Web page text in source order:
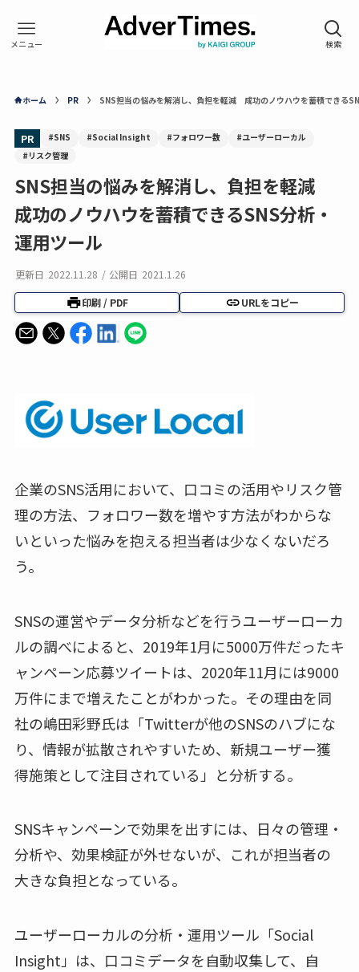
ホーム PR SNS担当の悩みを解消し、負担を軽減 成功のノウハウを蓄積できる
PR #SNS #Social Insight #フォロワー数
#ユーザーローカル
#リスク管理
SNS担当の悩みを解消し、負担を軽減
成功のノウハウを蓄積できるSNS分析・
運用ツール
更新日 2022.11.28 / 公開日 2021.1.26
印刷 / PDF URLをコピー
企業のSNS活用において、口コミの活用やリスク管
理の方法、フォロワー数を増やす方法がわからな
いといった悩みを抱える担当者は少なくないだろ
う。
SNSの運営やデータ分析などを行うユーザーローカ
ルの調べによると、2019年1月に5000万件だったキ
ャンペーン応募ツイートは、2020年11月には9000
万件にまで増えたことがわかった。その理由を同
社の嶋田彩野氏は「Twitterが他のSNSのハブにな
り、情報が拡散されやすいため、新規ユーザー獲
得施策として注目されている」と分析する。
SNSキャンペーンで効果を出すには、日々の管理・
分析や、効果検証が外せないが、これが担当者の
大きな負担となっている。
ユーザーローカルの分析・運用ツール「Social
Insight」は、口コミデータを自動収集して、自